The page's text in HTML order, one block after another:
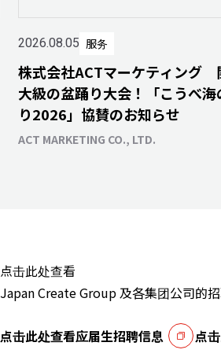
2026.08.05 服务
株式会社ACTマーケティング
大級の盆踊り大会！「こうべ海
り2026」協賛のお知らせ
ACT MARKETING CO., LTD.
点击此处查看
Japan Create Group 及各集团公司的
点击此处查看应届生招聘信息 点